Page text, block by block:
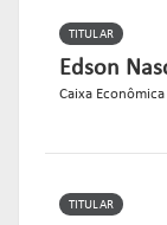
TITULAR
Edson
Caixa Econômica
TITULAR